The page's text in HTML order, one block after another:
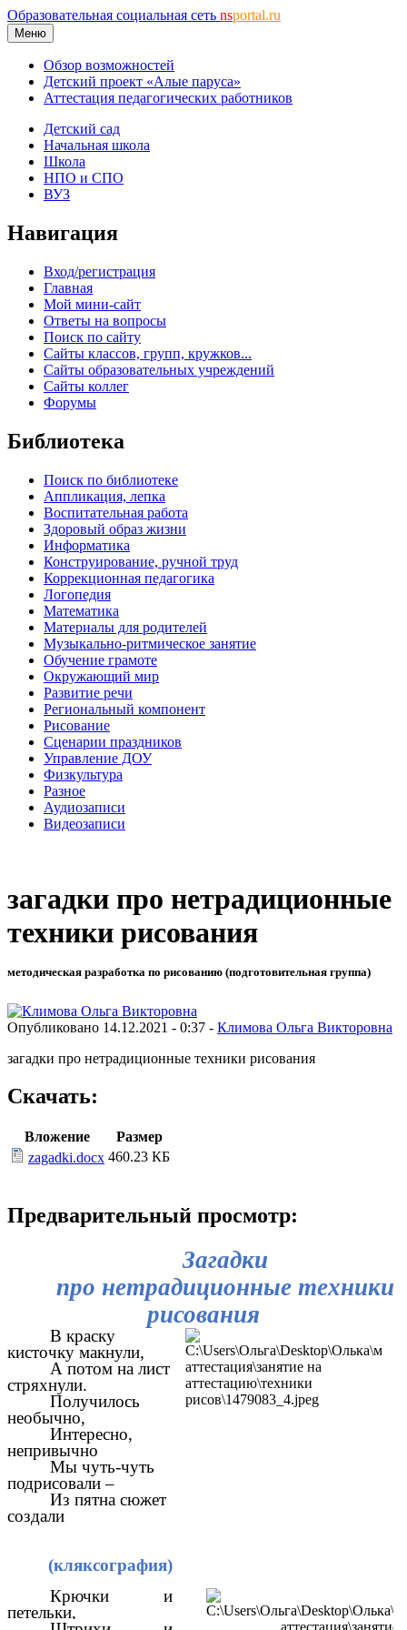
Образовательная социальная сеть nsportal.ru
Меню
Обзор возможностей
Детский проект «Алые паруса»
Аттестация педагогических работников
Детский сад
Начальная школа
Школа
НПО и СПО
ВУЗ
Навигация
Вход/регистрация
Главная
Мой мини-сайт
Ответы на вопросы
Поиск по сайту
Сайты классов, групп, кружков...
Сайты образовательных учреждений
Сайты коллег
Форумы
Библиотека
Поиск по библиотеке
Аппликация, лепка
Воспитательная работа
Здоровый образ жизни
Информатика
Конструирование, ручной труд
Коррекционная педагогика
Логопедия
Математика
Материалы для родителей
Музыкально-ритмическое занятие
Обучение грамоте
Окружающий мир
Развитие речи
Региональный компонент
Рисование
Сценарии праздников
Управление ДОУ
Физкультура
Разное
Аудиозаписи
Видеозаписи
загадки про нетрадиционные
техники рисования
методическая разработка по рисованию (подготовительная группа)
Опубликовано 14.12.2021 - 0:37 - Климова Ольга Викторовна
загадки про нетрадиционные техники рисования
Скачать:
Вложение
Размер
zagadki.docx 460.23 КБ
Предварительный просмотр:
Загадки
про нетрадиционные техники
рисования
В краску
кисточку макнули,
А потом на лист
стряхнули.
Получилось
необычно,
Интересно,
непривычно
Мы чуть-чуть
подрисовали –
Из пятна сюжет
создали
(кляксография)
Крючки и
петельки,